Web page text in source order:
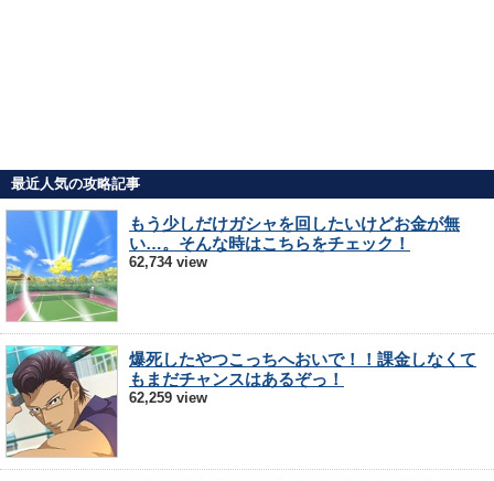
最近人気の攻略記事
もう少しだけガシャを回したいけどお金が無
い…。そんな時はこちらをチェック！
62,734 view
爆死したやつこっちへおいで！！課金しなくて
もまだチャンスはあるぞっ！
62,259 view